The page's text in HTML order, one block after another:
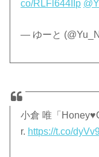
co/RLFl644IIp
— ゆーと
小倉 唯「
r. https://t.co/